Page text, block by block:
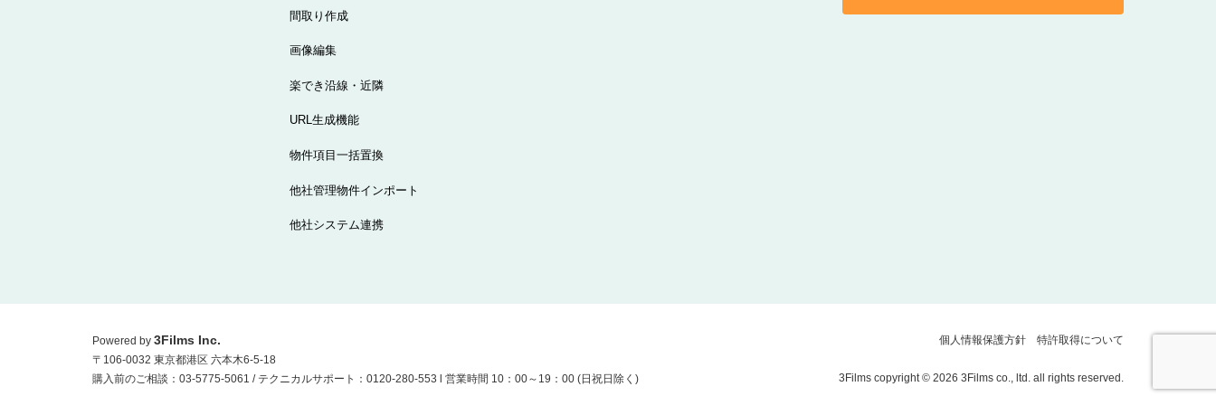
間取り作成
画像編集
楽でき沿線・近隣
URL生成機能
物件項目一括置換
他社管理物件インポート
他社システム連携
Powered by 3Films Inc.
〒106-0032 東京都港区 六本木6-5-18
購入前のご相談：03-5775-5061 / テクニカルサポート：0120-280-553 l 営業時間 10：00～19：00 (日祝日除く)
個人情報保護方針 特許取得について
3Films copyright © 2026 3Films co., ltd. all rights reserved.